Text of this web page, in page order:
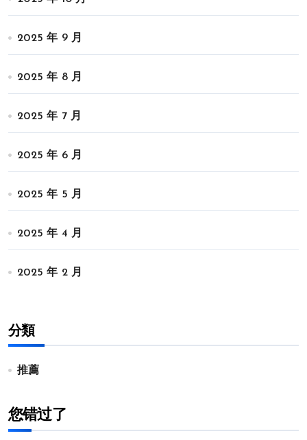
2025 年 9 月
2025 年 8 月
2025 年 7 月
2025 年 6 月
2025 年 5 月
2025 年 4 月
2025 年 2 月
分類
推薦
您错过了